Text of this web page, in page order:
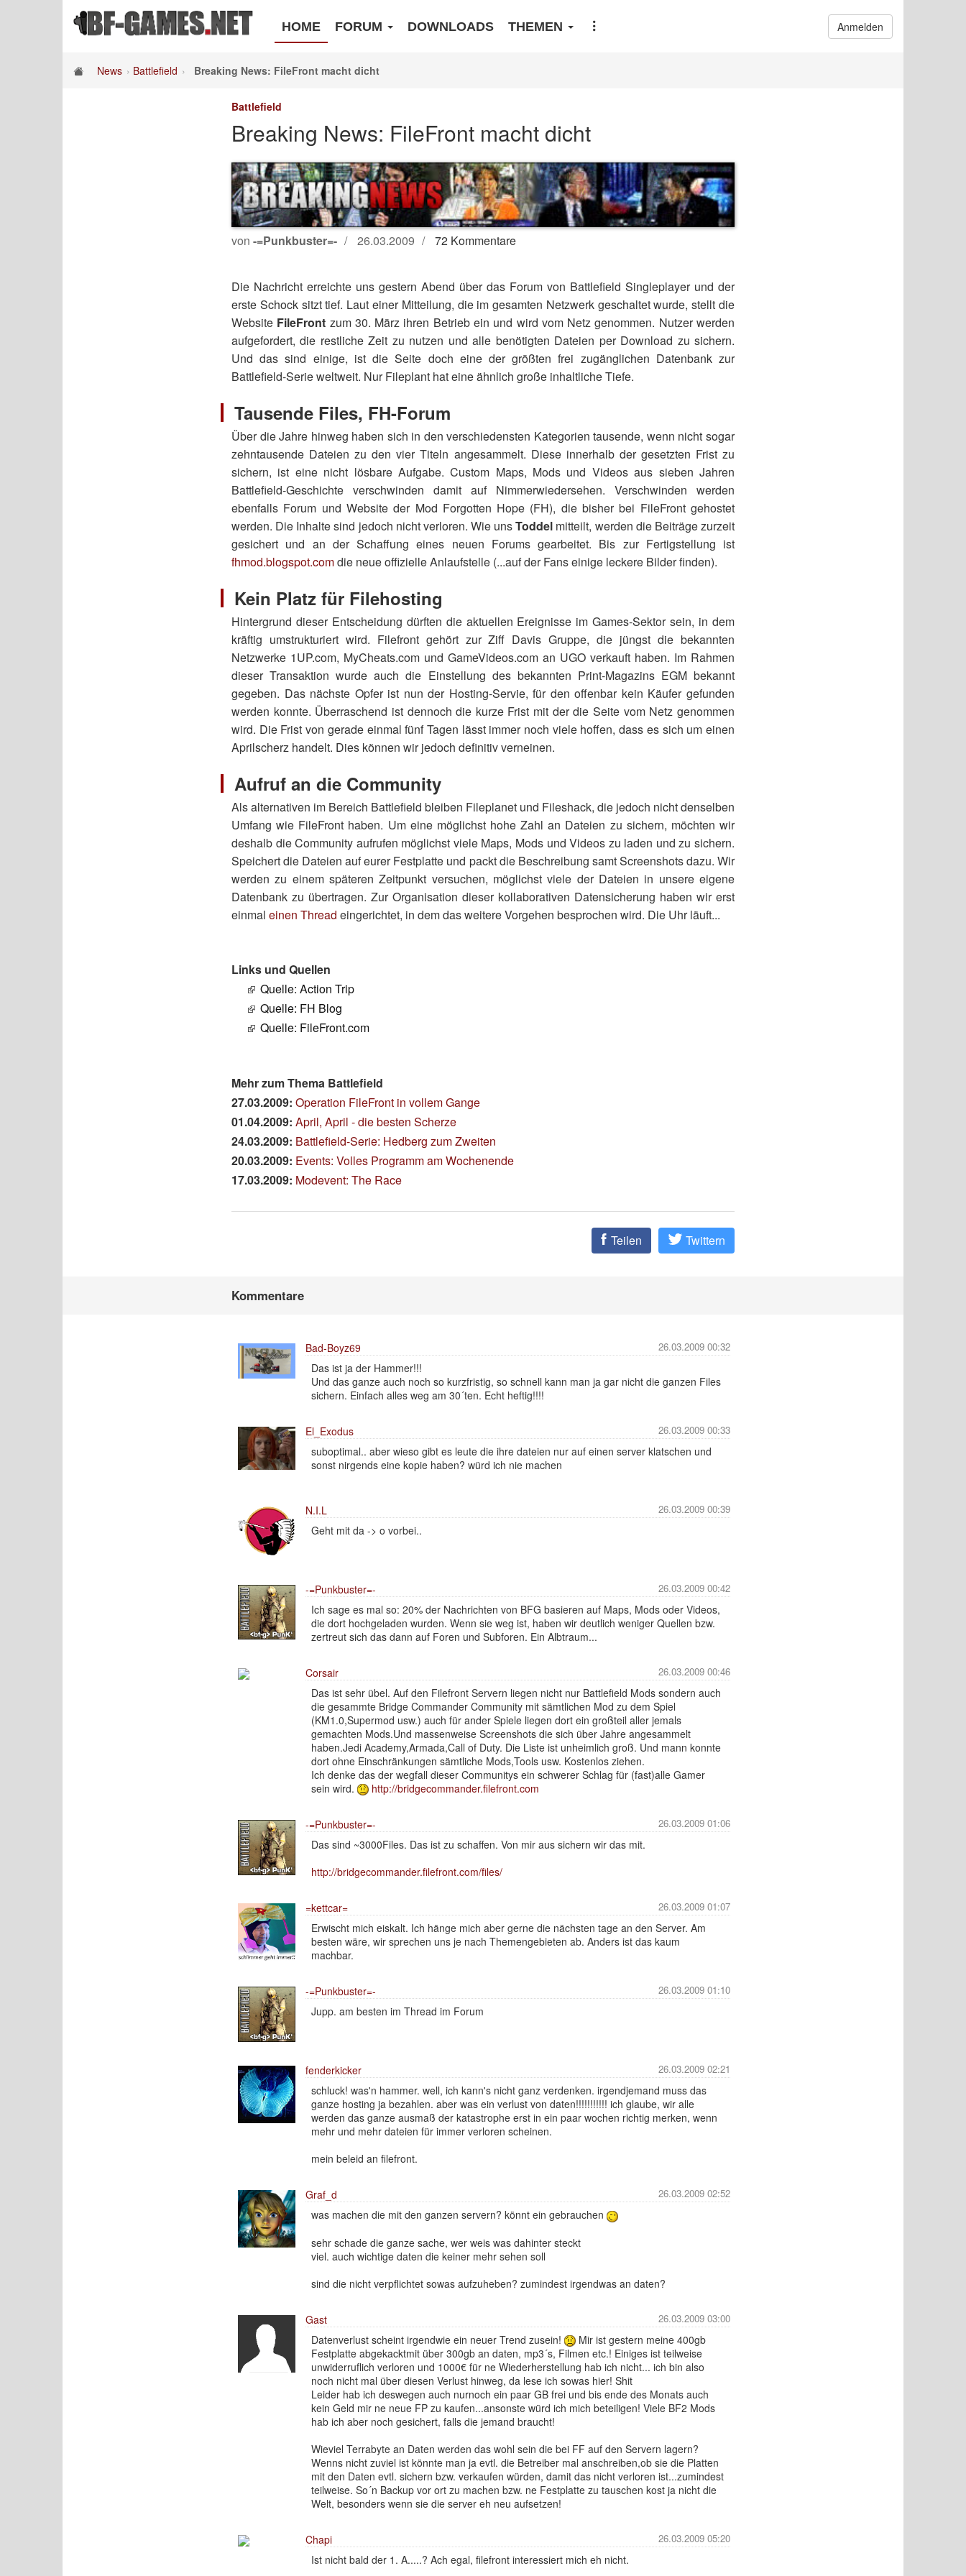
HOME FORUM DOWNLOADS THEMEN Anmelden
News Battlefield Breaking News: FileFront macht dicht
Battlefield
Breaking News: FileFront macht dicht
von -=Punkbuster=- 26.03.2009 72 Kommentare
Die Nachricht erreichte uns gestern Abend über das Forum von Battlefield Singleplayer und der
erste Schock sitzt tief. Laut einer Mitteilung, die im gesamten Netzwerk geschaltet wurde, stellt die
Website FileFront zum 30. März ihren Betrieb ein und wird vom Netz genommen. Nutzer werden
aufgefordert, die restliche Zeit zu nutzen und alle benötigten Dateien per Download zu sichern.
Und das sind einige, ist die Seite doch eine der größten frei zugänglichen Datenbank zur
Battlefield-Serie weltweit. Nur Fileplant hat eine ähnlich große inhaltliche Tiefe.
Tausende Files, FH-Forum
Über die Jahre hinweg haben sich in den verschiedensten Kategorien tausende, wenn nicht sogar
zehntausende Dateien zu den vier Titeln angesammelt. Diese innerhalb der gesetzten Frist zu
sichern, ist eine nicht lösbare Aufgabe. Custom Maps, Mods und Videos aus sieben Jahren
Battlefield-Geschichte verschwinden damit auf Nimmerwiedersehen. Verschwinden werden
ebenfalls Forum und Website der Mod Forgotten Hope (FH), die bisher bei FileFront gehostet
werden. Die Inhalte sind jedoch nicht verloren. Wie unsToddel mitteilt, werden die Beiträge zurzeit
gesichert und an der Schaffung eines neuen Forums gearbeitet. Bis zur Fertigstellung ist
fhmod.blogspot.comdie neue offizielle Anlaufstelle (...auf der Fans einige leckere Bilder finden).
Kein Platz für Filehosting
Hintergrund dieser Entscheidung dürften die aktuellen Ereignisse im Games-Sektor sein, in dem
kräftig umstrukturiert wird. Filefront gehört zur Ziff Davis Gruppe, die jüngst die bekannten
Netzwerke 1UP.com, MyCheats.com und GameVideos.com an UGO verkauft haben. Im Rahmen
dieser Transaktion wurde auch die Einstellung des bekannten Print-Magazins EGM bekannt
gegeben. Das nächste Opfer ist nun der Hosting-Servie, für den offenbar kein Käufer gefunden
werden konnte. Überraschend ist dennoch die kurze Frist mit der die Seite vom Netz genommen
wird. Die Frist von gerade einmal fünf Tagen lässt immer noch viele hoffen, dass es sich um einen
Aprilscherz handelt. Dies können wir jedoch definitiv verneinen.
Aufruf an die Community
Als alternativen im Bereich Battlefield bleiben Fileplanet und Fileshack, die jedoch nicht denselben
Umfang wie FileFront haben. Um eine möglichst hohe Zahl an Dateien zu sichern, möchten wir
deshalb die Community aufrufen möglichst viele Maps, Mods und Videos zu laden und zu sichern.
Speichert die Dateien auf eurer Festplatte und packt die Beschreibung samt Screenshots dazu. Wir
werden zu einem späteren Zeitpunkt versuchen, möglichst viele der Dateien in unsere eigene
Datenbank zu übertragen. Zur Organisation dieser kollaborativen Datensicherung haben wir erst
einmal einen Thread eingerichtet, in dem das weitere Vorgehen besprochen wird. Die Uhr läuft...
Links und Quellen
Quelle: Action Trip
Quelle: FH Blog
Quelle: FileFront.com
Mehr zum Thema Battlefield
27.03.2009: Operation FileFront in vollem Gange
01.04.2009: April, April - die besten Scherze
24.03.2009: Battlefield-Serie: Hedberg zum Zweiten
20.03.2009: Events: Volles Programm am Wochenende
17.03.2009: Modevent: The Race
Teilen Twittern
Kommentare
26.03.2009 00:32
Bad-Boyz69
Das ist ja der Hammer!!!
Und das ganze auch noch so kurzfristig, so schnell kann man ja gar nicht die ganzen Files
sichern. Einfach alles weg am 30´ten. Echt heftig!!!!
26.03.2009 00:33
El_Exodus
suboptimal.. aber wieso gibt es leute die ihre dateien nur auf einen server klatschen und
sonst nirgends eine kopie haben? würd ich nie machen
26.03.2009 00:39
N.I.L
Geht mit da -> o vorbei..
26.03.2009 00:42
-=Punkbuster=-
Ich sage es mal so: 20% der Nachrichten von BFG basieren auf Maps, Mods oder Videos,
die dort hochgeladen wurden. Wenn sie weg ist, haben wir deutlich weniger Quellen bzw.
zertreut sich das dann auf Foren und Subforen. Ein Albtraum...
26.03.2009 00:46
Corsair
Das ist sehr übel. Auf den Filefront Servern liegen nicht nur Battlefield Mods sondern auch
die gesammte Bridge Commander Community mit sämtlichen Mod zu dem Spiel
(KM1.0,Supermod usw.) auch für ander Spiele liegen dort ein großteil aller jemals
gemachten Mods.Und massenweise Screenshots die sich über Jahre angesammelt
haben.Jedi Academy,Armada,Call of Duty. Die Liste ist unheimlich groß. Und mann konnte
dort ohne Einschränkungen sämtliche Mods,Tools usw. Kostenlos ziehen.
Ich denke das der wegfall dieser Communitys ein schwerer Schlag für (fast)alle Gamer
sein wird.
http://bridgecommander.filefront.com
26.03.2009 01:06
-=Punkbuster=-
Das sind ~3000Files. Das ist zu schaffen. Von mir aus sichern wir das mit.
http://bridgecommander.filefront.com/files/
26.03.2009 01:07
=kettcar=
Erwischt mich eiskalt. Ich hänge mich aber gerne die nächsten tage an den Server. Am
besten wäre, wir sprechen uns je nach Themengebieten ab. Anders ist das kaum
machbar.
26.03.2009 01:10
-=Punkbuster=-
Jupp. am besten im Thread im Forum
26.03.2009 02:21
fenderkicker
schluck! was'n hammer. well, ich kann's nicht ganz verdenken. irgendjemand muss das
ganze hosting ja bezahlen. aber was ein verlust von daten!!!!!!!!!!! ich glaube, wir alle
werden das ganze ausmaß der katastrophe erst in ein paar wochen richtig merken, wenn
mehr und mehr dateien für immer verloren scheinen.
mein beleid an filefront.
26.03.2009 02:52
Graf_d
was machen die mit den ganzen servern? könnt ein gebrauchen
sehr schade die ganze sache, wer weis was dahinter steckt
viel. auch wichtige daten die keiner mehr sehen soll
sind die nicht verpflichtet sowas aufzuheben? zumindest irgendwas an daten?
26.03.2009 03:00
Gast
Datenverlust scheint irgendwie ein neuer Trend zusein!
Mir ist gestern meine 400gb
Festplatte abgekacktmit über 300gb an daten, mp3´s, Filmen etc.! Einiges ist teilweise
unwiderruflich verloren und 1000€ für ne Wiederherstellung hab ich nicht... ich bin also
noch nicht mal über diesen Verlust hinweg, da lese ich sowas hier! Shit
Leider hab ich deswegen auch nurnoch ein paar GB frei und bis ende des Monats auch
kein Geld mir ne neue FP zu kaufen...ansonste würd ich mich beteiligen! Viele BF2 Mods
hab ich aber noch gesichert, falls die jemand braucht!
Wieviel Terrabyte an Daten werden das wohl sein die bei FF auf den Servern lagern?
Wenns nicht zuviel ist könnte man ja evtl. die Betreiber mal anschreiben,ob sie die Platten
mit den Daten evtl. sichern bzw. verkaufen würden, damit das nicht verloren ist...zumindest
teilweise. So´n Backup vor ort zu machen bzw. ne Festplatte zu tauschen kost ja nicht die
Welt, besonders wenn sie die server eh neu aufsetzen!
26.03.2009 05:20
Chapi
Ist nicht bald der 1. A.....? Ach egal, filefront interessiert mich eh nicht.